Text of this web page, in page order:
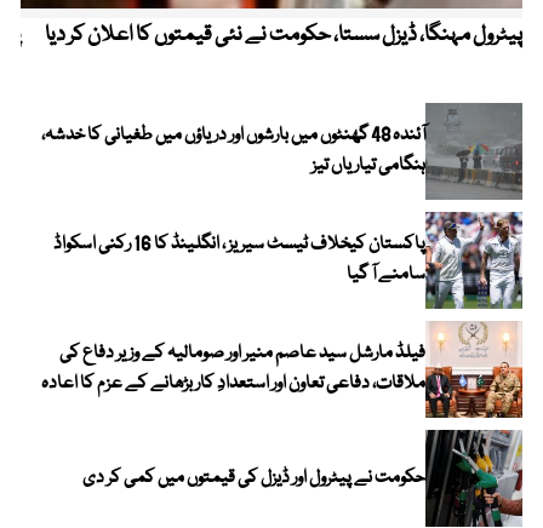
پیٹرول مہنگا، ڈیزل سستا، حکومت نے نئی قیمتوں کا اعلان کر دیا
آئندہ 48 گھنٹوں میں بارشوں اور دریاؤں میں طغیانی کا خدشہ،
ہنگامی تیاریاں تیز
پاکستان کیخلاف ٹیسٹ سیریز ، انگلینڈ کا 16 رکنی اسکواڈ
سامنے آ گیا
فیلڈ مارشل سید عاصم منیر اور صومالیہ کے وزیر دفاع کی
ملاقات، دفاعی تعاون اور استعدادِ کار بڑھانے کے عزم کا اعادہ
حکومت نے پیٹرول اور ڈیزل کی قیمتوں میں کمی کر دی